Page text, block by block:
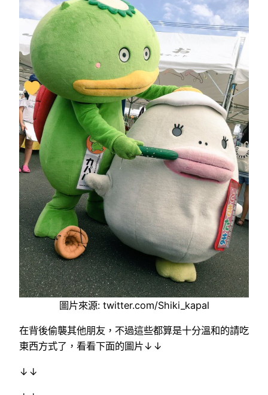
圖片來源: twitter.com/Shiki_kapal
在背後偷襲其他朋友，不過這些都算是十分溫和的請吃
東西方式了，看看下面的圖片↓↓
↓↓